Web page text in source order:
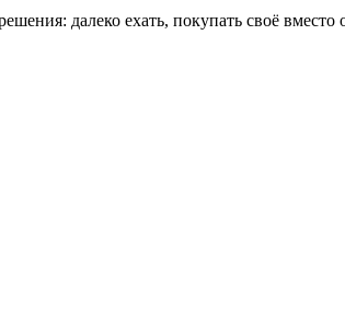
далеко ехать, покупать своё вместо